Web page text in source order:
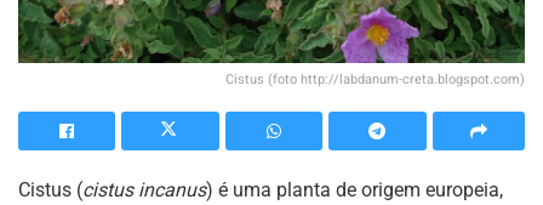
Cistus (foto http://labdanum-creta.blogspot.com)
Cistus (cistus incanus) é uma planta de origem europeia,